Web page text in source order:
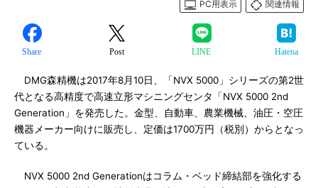
PC用表示
関連情報
Share Post LINE Hatena
DMG森精機は2017年8月10日、「NVX 5000」シリーズの第2世
代となる高精度で高速立形マシニングセンタ「NVX 5000 2nd
Generation」を発売した。金型、自動車、農業機械、油圧・空圧
機器メーカー向けに販売し、定価は1700万円（税別）からとなっ
ている。
NVX 5000 2nd Generationはコラム・ベッド締結部を強化する